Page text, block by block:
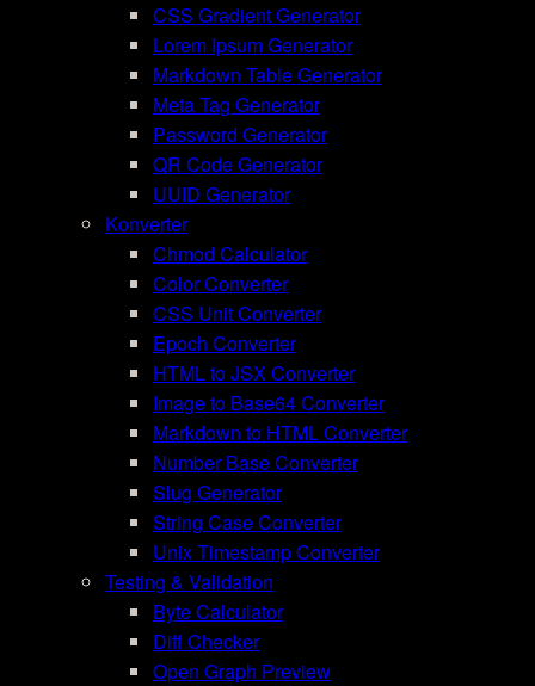
CSS Gradient Generator
Lorem Ipsum Generator
Markdown Table Generator
Meta Tag Generator
Password Generator
QR Code Generator
UUID Generator
Konverter
Chmod Calculator
Color Converter
CSS Unit Converter
Epoch Converter
HTML to JSX Converter
Image to Base64 Converter
Markdown to HTML Converter
Number Base Converter
Slug Generator
String Case Converter
Unix Timestamp Converter
Testing & Validation
Byte Calculator
Diff Checker
Open Graph Preview